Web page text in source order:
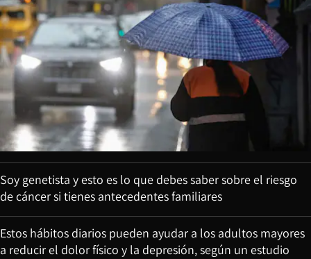
Soy genetista y esto es lo que debes saber sobre el riesgo
de cáncer si tienes antecedentes familiares
Estos hábitos diarios pueden ayudar a los adultos mayores
a reducir el dolor físico y la depresión, según un estudio